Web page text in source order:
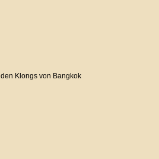
Klongs von Bangkok